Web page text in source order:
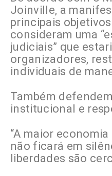
Joinville, a
principais
consideram uma
judiciais” que
organizadores,
individuais de
Também
institucional e
“A maior
não ficará em
liberdades são